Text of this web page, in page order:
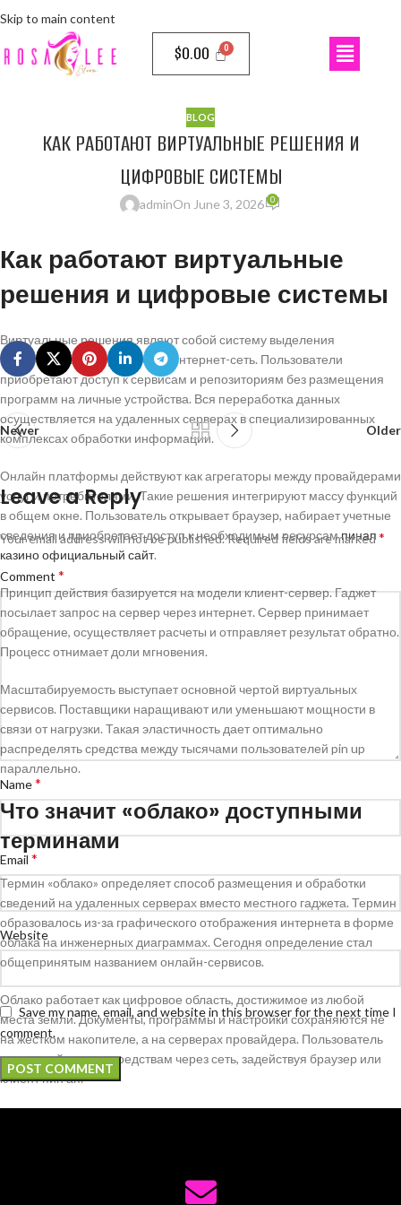
Skip to main content
$0.00
BLOG
КАК РАБОТАЮТ ВИРТУАЛЬНЫЕ РЕШЕНИЯ И
ЦИФРОВЫЕ СИСТЕМЫ
adminOn June 3, 2026 0
Как работают виртуальные
решения и цифровые системы
Виртуальные решения являют собой систему выделения
процессорных средств через интернет-сеть. Пользователи
приобретают доступ к сервисам и репозиториям без размещения
программ на личные устройства. Вся переработка данных
осуществляется на удаленных серверах в специализированных
комплексах обработки информации.
Онлайн платформы действуют как агрегаторы между провайдерами
услуг и потребителями. Такие решения интегрируют массу функций
в общем окне. Пользователь открывает браузер, набирает учетные
сведения и приобретает доступ к необходимым ресурсампинап
казино официальный сайт.
Принцип действия базируется на модели клиент-сервер. Гаджет
посылает запрос на сервер через интернет. Сервер принимает
обращение, осуществляет расчеты и отправляет результат обратно.
Процесс отнимает доли мгновения.
Масштабируемость выступает основной чертой виртуальных
сервисов. Поставщики наращивают или уменьшают мощности в
связи от нагрузки. Такая эластичность дает оптимально
распределять средства между тысячами пользователей pin up
параллельно.
Что значит «облако» доступными
терминами
Термин «облако» определяет способ размещения и обработки
сведений на удаленных серверах вместо местного гаджета. Термин
образовалось из-за графического отображения интернета в форме
облака на инженерных диаграммах. Сегодня определение стал
общепринятым названием онлайн-сервисов.
Облако работает как цифровое область, достижимое из любой
места земли. Документы, программы и настройки сохраняются не
на жестком накопителе, а на серверах провайдера. Пользователь
взаимодействует к средствам через сеть, задействуя браузер или
клиент пин ап.
Newer Older
Leave a Reply
Your email address will not be published.Required fields are marked*
Comment *
Name*
Email *
Website
Save my name, email, and website in this browser for the next time I
comment.